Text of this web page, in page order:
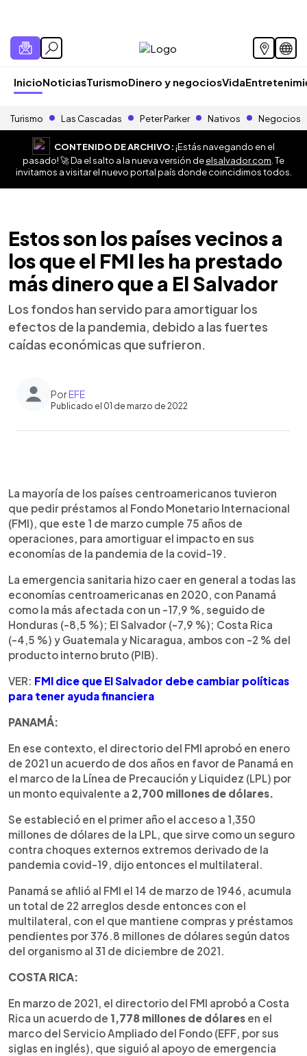
InicioNoticiasTurismoDinero y negociosVida
Turismo Las Cascadas Peter Parker Nativos Negocios
CONTENIDO DE ARCHIVO:¡Estás navegando en el
pasado! 🚀 Da el salto a la nueva versión deelsalvador.com . Te
invitamos a visitar el nuevo portal país donde coincidimos todos.
Estos son los países vecinos a
los que el FMI les ha prestado
más dinero que a El Salvador
Los fondos han servido para amortiguar los
efectos de la pandemia, debido a las fuertes
caídas económicas que sufrieron.
PorEFE
Publicado el 01 de marzo de 2022
Escuchar artículo
La mayoría de los países centroamericanos tuvieron
que pedir préstamos al Fondo Monetario Internacional
(FMI), que este 1 de marzo cumple 75 años de
operaciones, para amortiguar el impacto en sus
economías de la pandemia de la covid-19.
La emergencia sanitaria hizo caer en general a todas las
economías centroamericanas en 2020, con Panamá
como la más afectada con un -17,9 %, seguido de
Honduras (-8,5 %); El Salvador (-7,9 %); Costa Rica
(-4,5 %) y Guatemala y Nicaragua, ambos con -2 % del
producto interno bruto (PIB).
VER: FMI dice que El Salvador debe cambiar políticas
para tener ayuda financiera
PANAMÁ:
En ese contexto, el directorio del FMI aprobó en enero
de 2021 un acuerdo de dos años en favor de Panamá en
el marco de la Línea de Precaución y Liquidez (LPL) por
un monto equivalente a 2,700 millones de dólares.
Se estableció en el primer año el acceso a 1,350
millones de dólares de la LPL, que sirve como un seguro
contra choques externos extremos derivado de la
pandemia covid-19, dijo entonces el multilateral.
Panamá se afilió al FMI el 14 de marzo de 1946, acumula
un total de 22 arreglos desde entonces con el
multilateral, con el que mantiene compras y préstamos
pendientes por 376.8 millones de dólares según datos
del organismo al 31 de diciembre de 2021.
COSTA RICA:
En marzo de 2021, el directorio del FMI aprobó a Costa
Rica un acuerdo de 1,778 millones de dólares en el
marco del Servicio Ampliado del Fondo (EFF, por sus
siglas en inglés), que siguió al apoyo de emergencia